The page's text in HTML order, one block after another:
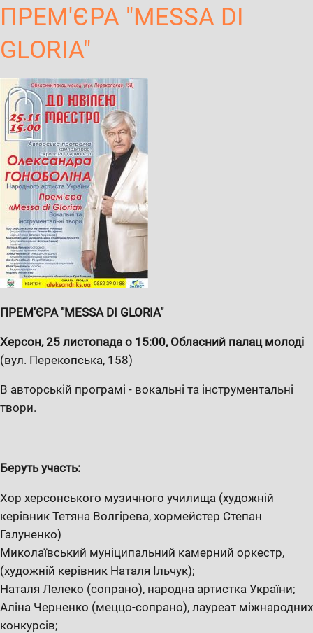
ПРЕМ'ЄРА "MESSA DI
GLORIA"
ПРЕМ'ЄРА "MESSA DI GLORIA"
Херсон, 25 листопада о 15:00, Обласний палац молоді
(вул. Перекопська, 158)
В авторській програмі - вокальні та інструментальні
твори.
Беруть участь:
Хор херсонського музичного училища (художній
керівник Тетяна Волгірева, хормейстер Степан
Галуненко)
Миколаївський муніципальний камерний оркестр,
(художній керівник Наталя Ільчук);
Наталя Лелеко (сопрано), народна артистка України;
Аліна Черненко (меццо-сопрано), лауреат міжнародних
конкурсів;